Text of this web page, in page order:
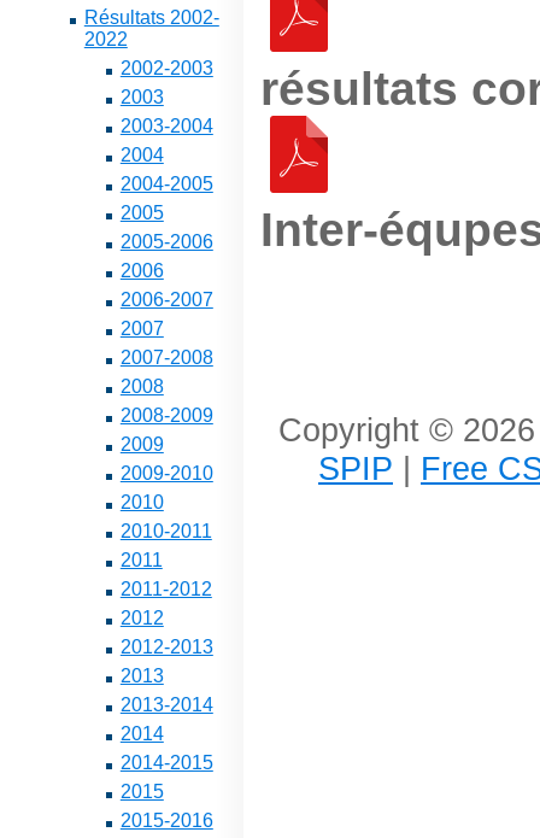
Résultats 2002-
2022
2002-2003
2003
2003-2004
2004
2004-2005
2005
2005-2006
2006
2006-2007
2007
2007-2008
2008
2008-2009
2009
2009-2010
2010
2010-2011
2011
2011-2012
2012
2012-2013
2013
2013-2014
2014
2014-2015
2015
2015-2016
résultats
Inter-
Copyright ©
SPIP | Free